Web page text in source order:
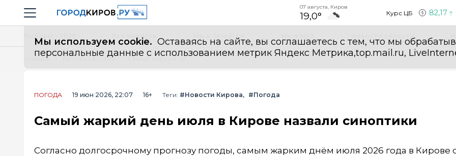
Навигация сайта
07 августа, Киров
19,0° Курс ЦБ 82,17
Мы используем cookie. Оставаясь на сайте, вы соглашаетесь с тем, что мы
персональные данные с использованием метрик Яндекс Метрика,top.mail.ru,
Все новости
Главная Лента новостей
ПОГОДА 19 июн 2026, 22:07 16+ Теги: #Новости Кирова #Погода
Самый жаркий день июля в Кирове назвали синоптики
Согласно долгосрочному прогнозу погоды, самым жарким днём июля 2026 года в Кирове